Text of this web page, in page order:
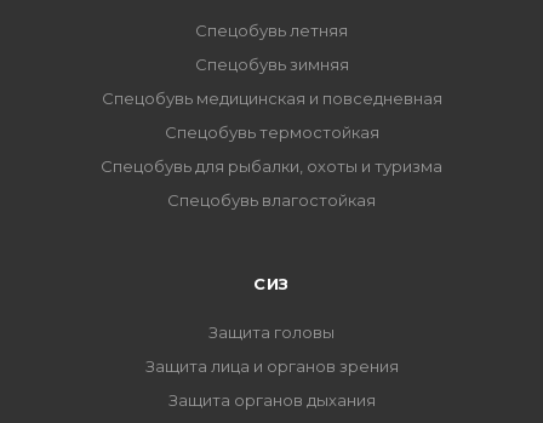
Спецобувь летняя
Спецобувь зимняя
Спецобувь медицинская и повседневная
Спецобувь термостойкая
Спецобувь для рыбалки, охоты и туризма
Спецобувь влагостойкая
СИЗ
Защита головы
Защита лица и органов зрения
Защита органов дыхания